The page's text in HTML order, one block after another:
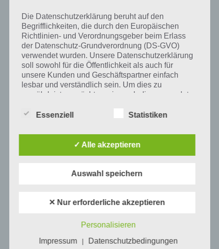
Auf WhatsApp teilen Teilen auf Facebook
Tweet auf Twitter
Mehr Artikel hier auf Touchportal
Die Datenschutzerklärung beruht auf den
Begrifflichkeiten, die durch den Europäischen
Richtlinien- und Verordnungsgeber beim Erlass
der Datenschutz-Grundverordnung (DS-GVO)
verwendet wurden. Unsere Datenschutzerklärung
soll sowohl für die Öffentlichkeit als auch für
unsere Kunden und Geschäftspartner einfach
lesbar und verständlich sein. Um dies zu
gewährleisten, möchten wir vorab die verwendeten
unter anderem die folgenden Begriffe:
Informationen, die sich auf eine identifizierte
Folgenden „betroffene Person") beziehen.
Als identifizierbar wird eine natürliche
Person angesehen, die direkt oder indirekt,
Essenziell Statistiken
✓ Alle akzeptieren
Auswahl speichern
✕ Nur erforderliche akzeptieren
Personalisieren
Impressum
Datenschutzbedingungen